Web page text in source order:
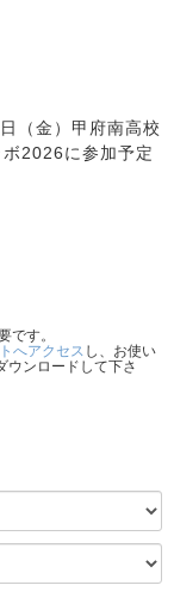
（金）甲府南高校
2026に参加予定
です。
へアクセス し、お使い
ウンロードして下さ